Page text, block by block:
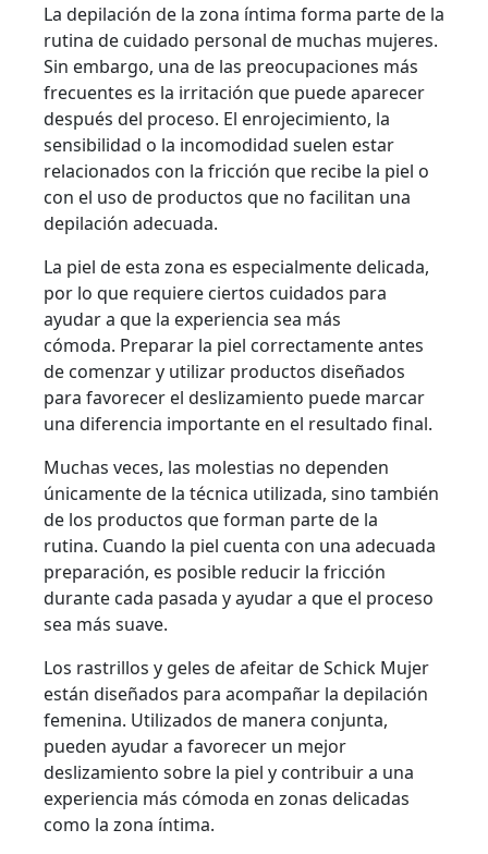
La depilación de la zona íntima forma parte de la
rutina de cuidado personal de muchas mujeres.
Sin embargo, una de las preocupaciones más
frecuentes es la irritación que puede aparecer
después del proceso. El enrojecimiento, la
sensibilidad o la incomodidad suelen estar
relacionados con la fricción que recibe la piel o
con el uso de productos que no facilitan una
depilación adecuada.
La piel de esta zona es especialmente delicada,
por lo que requiere ciertos cuidados para
ayudar a que la experiencia sea más
cómoda. Preparar la piel correctamente antes
de comenzar y utilizar productos diseñados
para favorecer el deslizamiento puede marcar
una diferencia importante en el resultado final.
Muchas veces, las molestias no dependen
únicamente de la técnica utilizada, sino también
de los productos que forman parte de la
rutina. Cuando la piel cuenta con una adecuada
preparación, es posible reducir la fricción
durante cada pasada y ayudar a que el proceso
sea más suave.
Los rastrillos y geles de afeitar de Schick Mujer
están diseñados para acompañar la depilación
femenina. Utilizados de manera conjunta,
pueden ayudar a favorecer un mejor
deslizamiento sobre la piel y contribuir a una
experiencia más cómoda en zonas delicadas
como la zona íntima.